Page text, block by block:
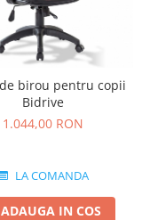
birou pentru copii
Bidrive
1.044,00 RON
LA COMANDA
ADAUGA IN COS